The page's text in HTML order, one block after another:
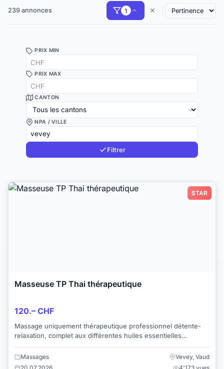
239 annonces 1
PRIX MIN
PRIX MAX
CANTON
NPA / VILLE
Filtrer
STAR
Masseuse TP Thai thérapeutique
120.– CHF
Massage uniquement thérapeutique professionnel détente-
relaxation, complet aux différentes huiles essentielles
Massages
Vevey, Vaud